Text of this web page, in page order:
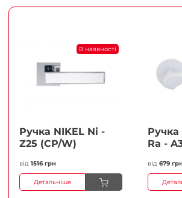
В наявності
Ручка NIKEL Ni -
Z25 (CP/W)
від 1516 грн
Детальніше
Ручка
Ra -
від 679